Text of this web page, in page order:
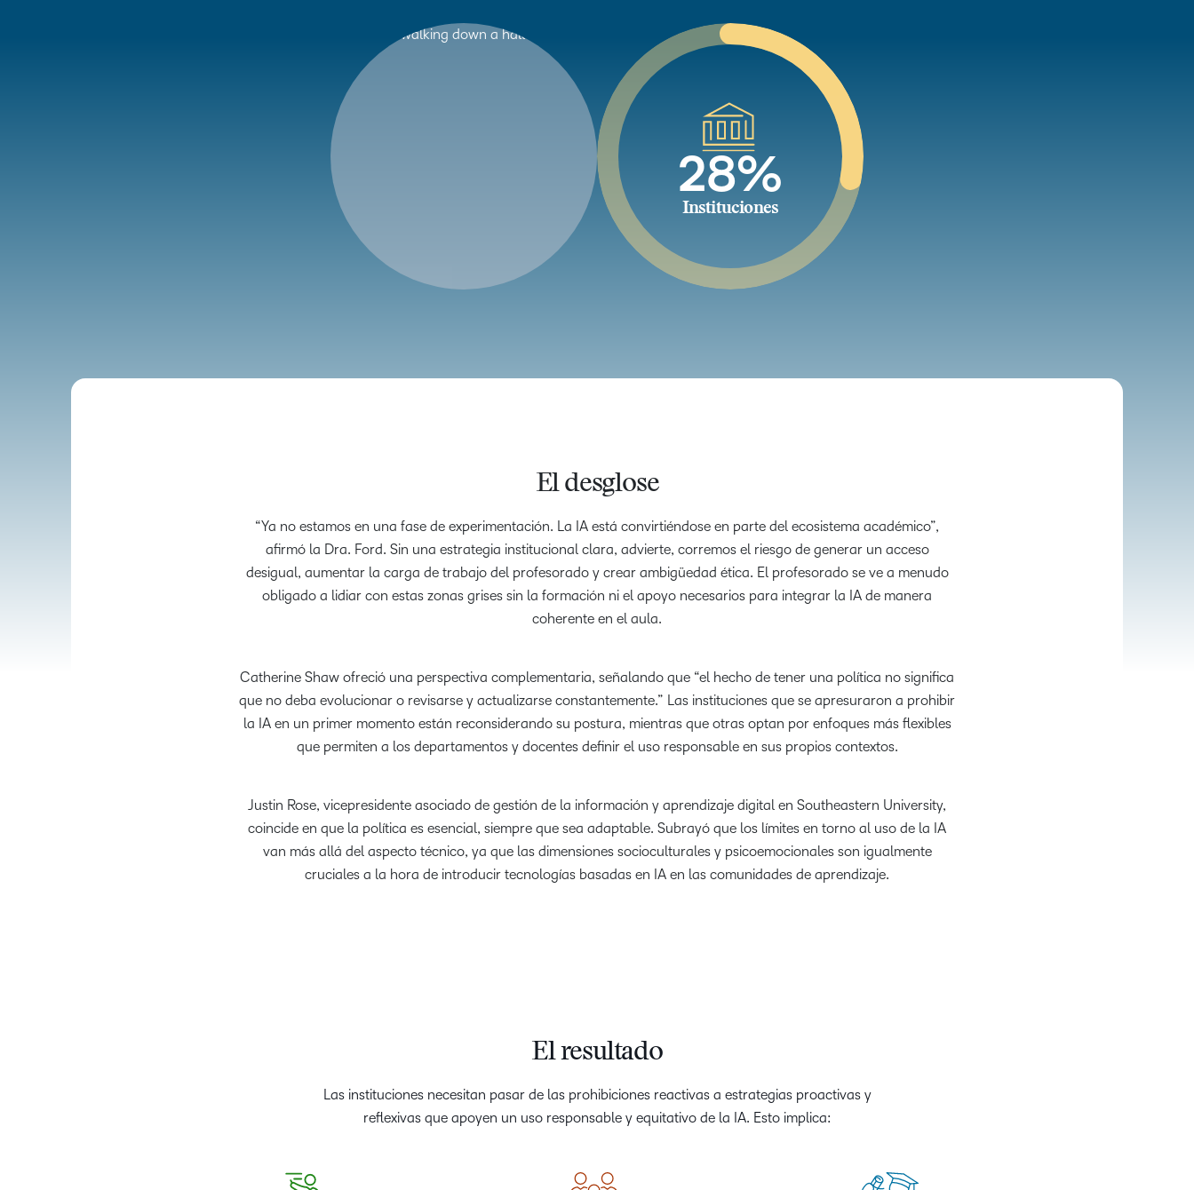
28%
Instituciones
El desglose
“Ya no estamos en una fase de experimentación. La IA está convirtiéndose en parte del ecosistema académico”,
afirmó la Dra. Ford. Sin una estrategia institucional clara, advierte, corremos el riesgo de generar un acceso
desigual, aumentar la carga de trabajo del profesorado y crear ambigüedad ética. El profesorado se ve a menudo
obligado a lidiar con estas zonas grises sin la formación ni el apoyo necesarios para integrar la IA de manera
coherente en el aula.
Catherine Shaw ofreció una perspectiva complementaria, señalando que “el hecho de tener una política no significa
que no deba evolucionar o revisarse y actualizarse constantemente.” Las instituciones que se apresuraron a prohibir
la IA en un primer momento están reconsiderando su postura, mientras que otras optan por enfoques más flexibles
que permiten a los departamentos y docentes definir el uso responsable en sus propios contextos.
Justin Rose, vicepresidente asociado de gestión de la información y aprendizaje digital en Southeastern University,
coincide en que la política es esencial, siempre que sea adaptable. Subrayó que los límites en torno al uso de la IA
van más allá del aspecto técnico, ya que las dimensiones socioculturales y psicoemocionales son igualmente
cruciales a la hora de introducir tecnologías basadas en IA en las comunidades de aprendizaje.
El resultado
Las instituciones necesitan pasar de las prohibiciones reactivas a estrategias proactivas y
reflexivas que apoyen un uso responsable y equitativo de la IA. Esto implica: